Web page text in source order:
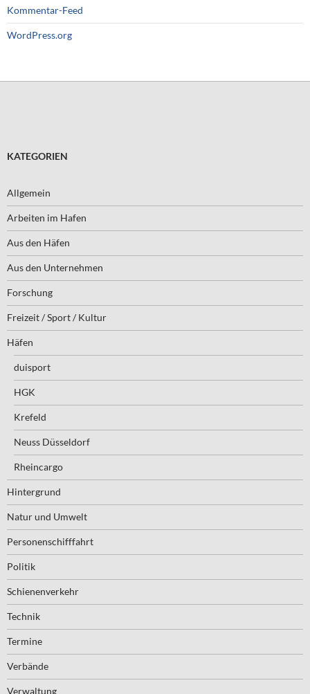
Kommentar-Feed
WordPress.org
KATEGORIEN
Allgemein
Arbeiten im Hafen
Aus den Häfen
Aus den Unternehmen
Forschung
Freizeit / Sport / Kultur
Häfen
duisport
HGK
Krefeld
Neuss Düsseldorf
Rheincargo
Hintergrund
Natur und Umwelt
Personenschifffahrt
Politik
Schienenverkehr
Technik
Termine
Verbände
Verwaltung